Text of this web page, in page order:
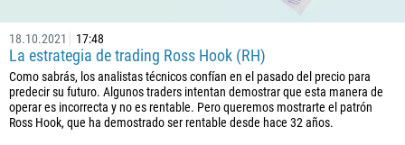
18.10.2021 17:48
La estrategia de trading Ross Hook (RH)
Como sabrás, los analistas técnicos confían en el pasado del precio para
predecir su futuro. Algunos traders intentan demostrar que esta manera de
operar es incorrecta y no es rentable. Pero queremos mostrarte el patrón
Ross Hook, que ha demostrado ser rentable desde hace 32 años.
Callback